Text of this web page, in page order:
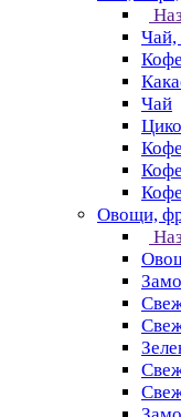
Чай,
Чай
Овощи,